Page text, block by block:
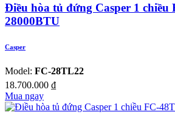
Điều hòa tủ đứng Casper 1 chiều
28000BTU
Casper
Model: FC-28TL22
18.700.000 ₫
Mua ngay